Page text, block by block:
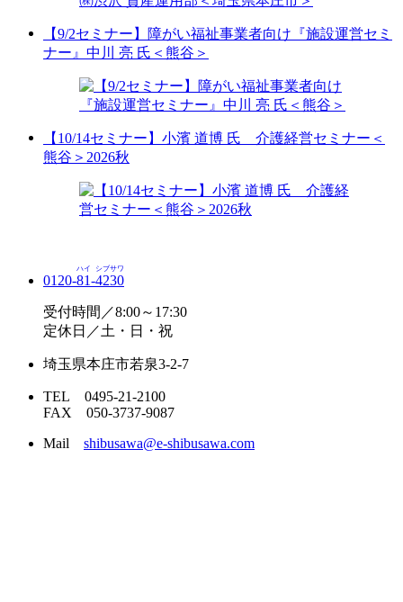
【9/2セミナー】障がい福祉事業者向け『施設運営セミ
ナー』中川 亮 氏＜熊谷＞
【10/14セミナー】小濱 道博 氏 介護経営セミナー＜
熊谷＞2026秋
0120-81
ハイ
-4230
シブサワ
受付時間／8:00～17:30
定休日／土・日・祝
埼玉県本庄市若泉3-2-7
TEL 0495-21-2100
FAX 050-3737-9087
Mail shibusawa@e-shibusawa.com